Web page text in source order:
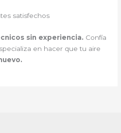
satisfechos
sin experiencia. Confía
en hacer que tu aire